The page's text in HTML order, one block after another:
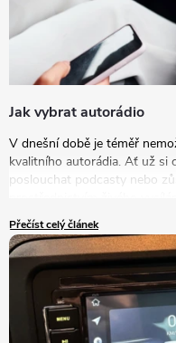
Jak vybrat autorádio
V dnešní době je téměř
kvalitního autorádia. Ať už si
poslouchat podcasty nebo
výrazně zlepšit vaše zážitky
podíváme na to, jak vybrat
vašim potřebám a
Přečíst celý článek